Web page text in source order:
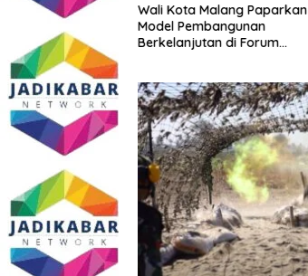
Minum Malang
Kontingen
Atlet
IX 2026
Wali Kota Malang Paparkan
Model Pembangunan
Berkelanjutan di Forum